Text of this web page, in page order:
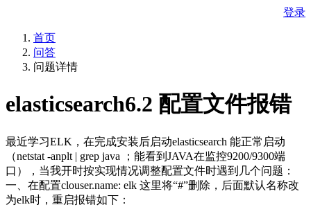
登录
首页
问答
问题详情
elasticsearch6.2 配置文件报错
最近学习ELK，在完成安装后启动elasticsearch 能正常启动
（netstat -anplt | grep java ；能看到JAVA在监控9200/9300端
口），当我开时按实现情况调整配置文件时遇到几个问题：
一、在配置clouser.name: elk 这里将“#”删除，后面默认名称改
为elk时，重启报错如下：